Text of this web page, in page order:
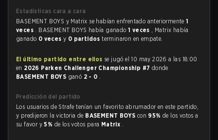
Estadísticas cara a cara
BASEMENT BOYS y Matrix se habían enfrentado anteriormente1
veces . BASEMENT BOYS había ganado1 veces , Matrix había
ganado 0 vecesy 0 partidosterminaron en empate.
El último partido entre ellos se jugó el 10 may 2026 a las 18:00
en 2026 Parken Challenger Championship #7 donde
BASEMENT BOYS ganó 2 - 0 .
Predicción del partido
Los usuarios de Strafe tenían un favorito abrumador en este partido,
y predijeron la victoria de BASEMENT BOYS con 95%de los votos a
su favor y5% de los votos para Matrix .